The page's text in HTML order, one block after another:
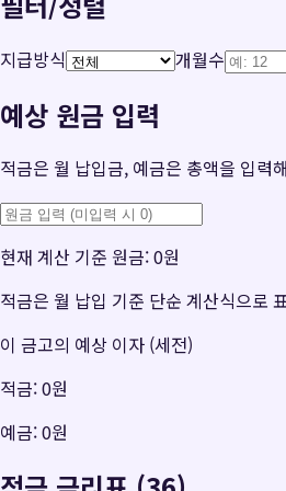
지급방식 개월수
예상 원금 입력
적금은 월 납입금, 예금은 총액을 입력
현재 계산 기준 원금:0원
적금은 월 납입 기준 단순 계산식으로
이 금고의 예상 이자 (세전)
적금:0원
예금:0원